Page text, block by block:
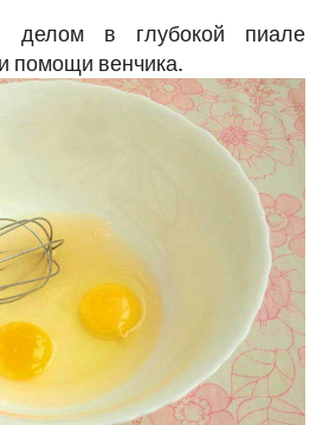
в глубокой пиале
помощи венчика.